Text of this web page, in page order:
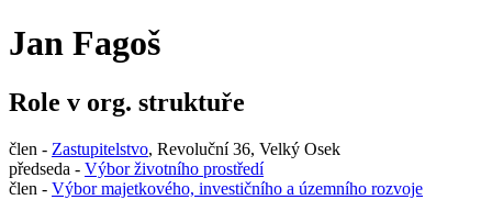
Jan Fagoš
Role v org. struktuře
člen - Zastupitelstvo, Revoluční 36, Velký Osek
předseda - Výbor životního prostředí
člen - Výbor majetkového, investičního a územního rozvoje